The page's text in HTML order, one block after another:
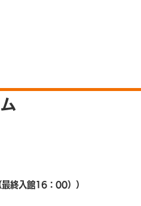
終入館16：00））